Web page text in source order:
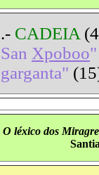
.- CADEIA
San Xpoboo
garganta"
O léxico dos